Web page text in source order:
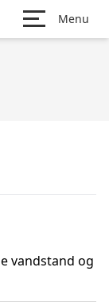
Menu
vandstand og